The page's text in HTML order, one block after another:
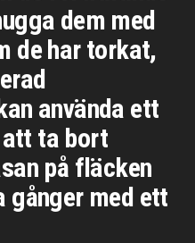
dem med
de har torkat,
använda ett
ta bort
på fläcken
gånger med ett